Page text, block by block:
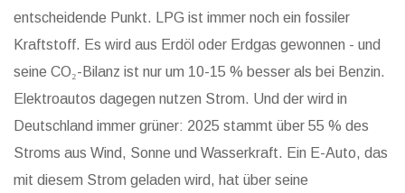
entscheidende Punkt. LPG ist immer noch ein fossiler
Kraftstoff. Es wird aus Erdöl oder Erdgas gewonnen - und
seine CO₂-Bilanz ist nur um 10-15 % besser als bei Benzin.
Elektroautos dagegen nutzen Strom. Und der wird in
Deutschland immer grüner: 2025 stammt über 55 % des
Stroms aus Wind, Sonne und Wasserkraft. Ein E-Auto, das
mit diesem Strom geladen wird, hat über seine